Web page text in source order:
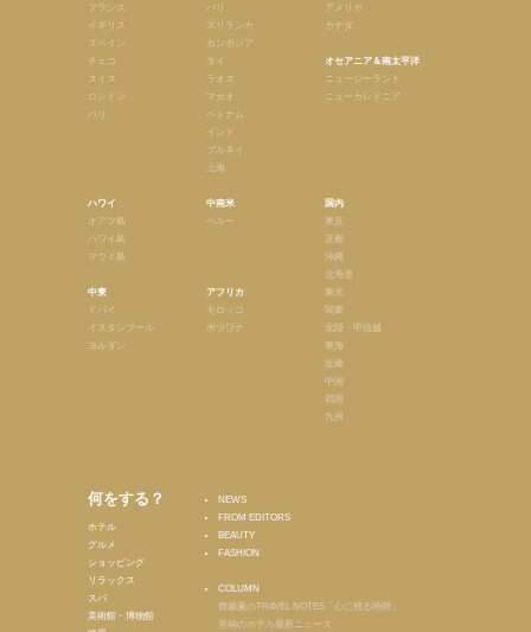
フランス
イギリス
スペイン
チェコ
スイス
ロンドン
パリ
ハワイ
オアフ島
ハワイ島
マウイ島
中東
ドバイ
イスタンブール
ヨルダン
バリ
スリランカ
カンボジア
タイ
ラオス
マカオ
ベトナム
インド
ブルネイ
上海
中南米
ペルー
アフリカ
モロッコ
ボツワナ
アメリカ
カナダ
オセアニア＆南太平洋
ニュージーランド
ニューカレドニア
国内
東京
京都
沖縄
北海道
東北
関東
北陸・甲信越
東海
近畿
中国
四国
九州
何をする？
ホテル
グルメ
ショッピング
リラックス
スパ
美術館・博物館
NEWS
FROM EDITORS
BEAUTY
FASHION
COLUMN
齋藤薫のTRAVEL NOTES「心に残る時間」
至福のホテル最新ニュース